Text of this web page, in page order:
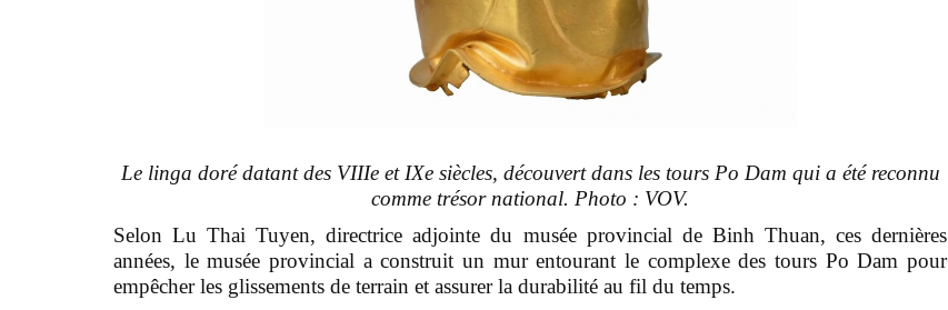
Le linga doré datant des VIIIe et IXe siècles, découvert dans les tours Po Dam qui a été reconnu
comme trésor national. Photo : VOV.
Selon Lu Thai Tuyen, directrice adjointe du musée provincial de Binh Thuan, ces dernières
années, le musée provincial a construit un mur entourant le complexe des tours Po Dam pour
empêcher les glissements de terrain et assurer la durabilité au fil du temps.